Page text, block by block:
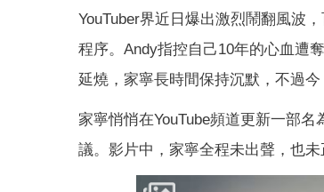
YouTuber界近日爆出激烈鬧翻風波，
程序。Andy指控自己10年的心血遭
延燒，家寧長時間保持沉默，不過
家寧悄悄在YouTube頻道更新一部
議。影片中，家寧全程未出聲，也